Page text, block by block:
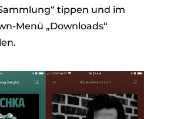
tippen und im
Menü „Downloads“